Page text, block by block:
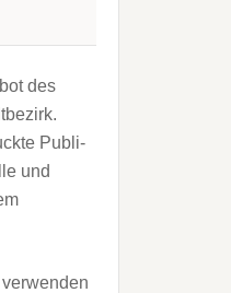
des
Publi­
und